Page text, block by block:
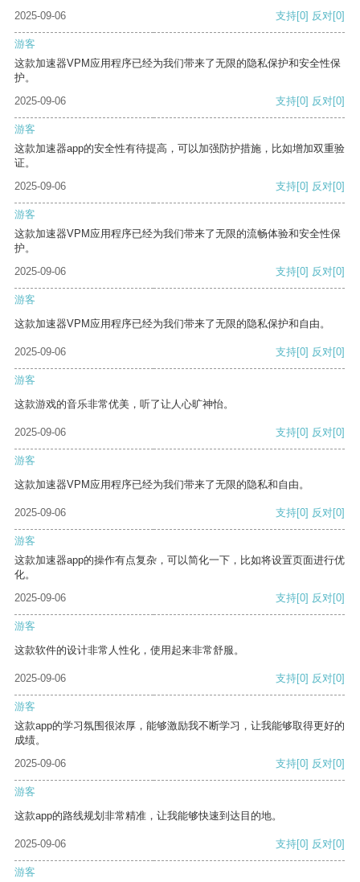
2025-09-06
支持[0] 反对[0]
游客
这款加速器VPM应用程序已经为我们带来了无限的隐私保护和安全性保
护。
2025-09-06
支持[0] 反对[0]
游客
这款加速器app的安全性有待提高，可以加强防护措施，比如增加双重验
证。
2025-09-06
支持[0] 反对[0]
游客
这款加速器VPM应用程序已经为我们带来了无限的流畅体验和安全性保
护。
2025-09-06
支持[0] 反对[0]
游客
这款加速器VPM应用程序已经为我们带来了无限的隐私保护和自由。
2025-09-06 支持[0] 反对[0]
游客
这款游戏的音乐非常优美，听了让人心旷神怡。
2025-09-06 支持[0] 反对[0]
游客
这款加速器VPM应用程序已经为我们带来了无限的隐私和自由。
2025-09-06 支持[0] 反对[0]
游客
这款加速器app的操作有点复杂，可以简化一下，比如将设置页面进行优
化。
2025-09-06
支持[0] 反对[0]
游客
这款软件的设计非常人性化，使用起来非常舒服。
2025-09-06 支持[0] 反对[0]
游客
这款app的学习氛围很浓厚，能够激励我不断学习，让我能够取得更好的
成绩。
2025-09-06
支持[0] 反对[0]
游客
这款app的路线规划非常精准，让我能够快速到达目的地。
2025-09-06 支持[0] 反对[0]
游客